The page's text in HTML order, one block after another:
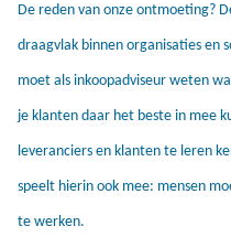
De reden van onze ontmoeting?
draagvlak binnen organisaties en
moet als inkoopadviseur weten
je klanten daar het beste in mee
leveranciers en klanten te leren
speelt hierin ook mee: mensen
te werken.